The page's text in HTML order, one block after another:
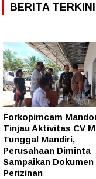
BERITA TERKINI
Forkopimcam
Tinjau Aktivitas CV
Tunggal Mandiri,
Perusahaan Diminta
Sampaikan Dokumen
Perizinan